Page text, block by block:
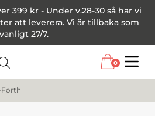
399 kr - Under v.28-30 så har vi
att leverera. Vi är tillbaka som
vanligt 27/7.
0